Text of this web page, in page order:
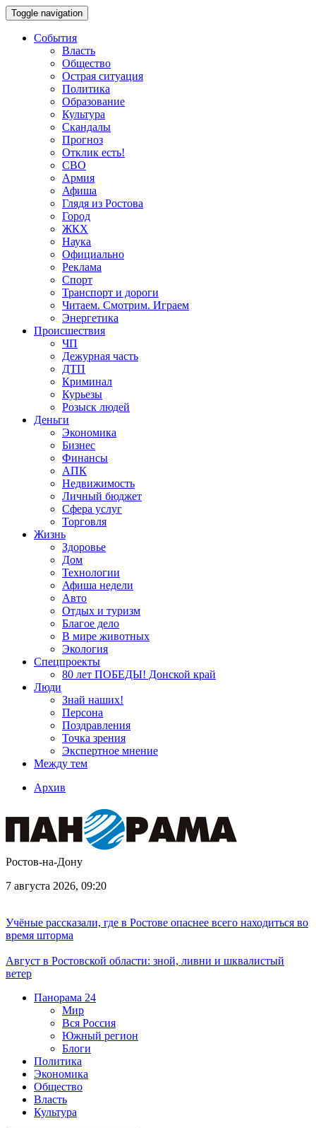
Toggle navigation
События
Власть
Общество
Острая ситуация
Политика
Образование
Культура
Скандалы
Прогноз
Отклик есть!
СВО
Армия
Афиша
Глядя из Ростова
Город
ЖКХ
Наука
Официально
Реклама
Спорт
Транспорт и дороги
Читаем. Смотрим. Играем
Энергетика
Происшествия
ЧП
Дежурная часть
ДТП
Криминал
Курьезы
Розыск людей
Деньги
Экономика
Бизнес
Финансы
АПК
Недвижимость
Личный бюджет
Сфера услуг
Торговля
Жизнь
Здоровье
Дом
Технологии
Афиша недели
Авто
Отдых и туризм
Благое дело
В мире животных
Экология
Спецпроекты
80 лет ПОБЕДЫ! Донской край
Люди
Знай наших!
Персона
Поздравления
Точка зрения
Экспертное мнение
Между тем
Архив
Ростов-на-Дону
7 августа 2026, 09:20
Учёные рассказали, где в Ростове опаснее всего находиться во
время шторма
Август в Ростовской области: зной, ливни и шквалистый
ветер
Панорама 24
Мир
Вся Россия
Южный регион
Блоги
Политика
Экономика
Общество
Власть
Культура